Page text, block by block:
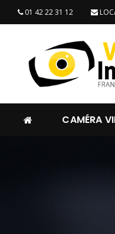
01 42 22 31 12
CAMÉRA